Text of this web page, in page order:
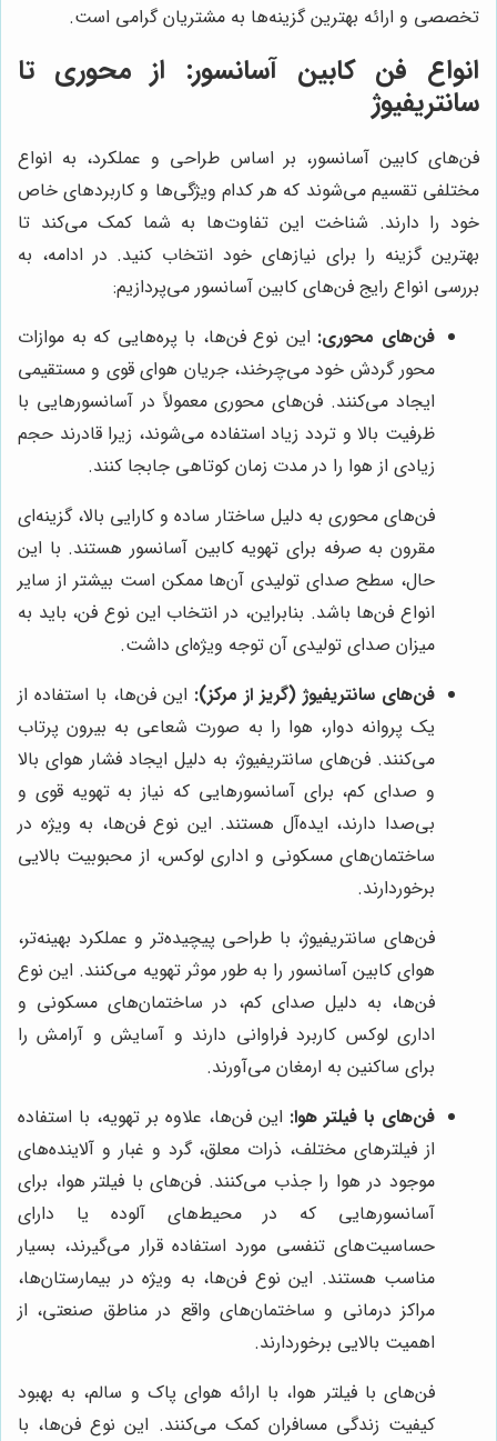
تخصصی و ارائه بهترین گزینه‌ها به مشتریان گرامی است.
انواع فن کابین آسانسور: از محوری تا
سانتریفیوژ
فن‌های کابین آسانسور، بر اساس طراحی و عملکرد، به انواع
مختلفی تقسیم می‌شوند که هر کدام ویژگی‌ها و کاربردهای خاص
خود را دارند. شناخت این تفاوت‌ها به شما کمک می‌کند تا
بهترین گزینه را برای نیازهای خود انتخاب کنید. در ادامه، به
بررسی انواع رایج فن‌های کابین آسانسور می‌پردازیم:
فن‌های محوری: این نوع فن‌ها، با پره‌هایی که به موازات
محور گردش خود می‌چرخند، جریان هوای قوی و مستقیمی
ایجاد می‌کنند. فن‌های محوری معمولاً در آسانسورهایی با
ظرفیت بالا و تردد زیاد استفاده می‌شوند، زیرا قادرند حجم
زیادی از هوا را در مدت زمان کوتاهی جابجا کنند.
فن‌های محوری به دلیل ساختار ساده و کارایی بالا، گزینه‌ای
مقرون به صرفه برای تهویه کابین آسانسور هستند. با این
حال، سطح صدای تولیدی آن‌ها ممکن است بیشتر از سایر
انواع فن‌ها باشد. بنابراین، در انتخاب این نوع فن، باید به
میزان صدای تولیدی آن توجه ویژه‌ای داشت.
فن‌های سانتریفیوژ (گریز از مرکز): این فن‌ها، با استفاده از
یک پروانه دوار، هوا را به صورت شعاعی به بیرون پرتاب
می‌کنند. فن‌های سانتریفیوژ، به دلیل ایجاد فشار هوای بالا
و صدای کم، برای آسانسورهایی که نیاز به تهویه قوی و
بی‌صدا دارند، ایده‌آل هستند. این نوع فن‌ها، به ویژه در
ساختمان‌های مسکونی و اداری لوکس، از محبوبیت بالایی
برخوردارند.
فن‌های سانتریفیوژ، با طراحی پیچیده‌تر و عملکرد بهینه‌تر،
هوای کابین آسانسور را به طور موثر تهویه می‌کنند. این نوع
فن‌ها، به دلیل صدای کم، در ساختمان‌های مسکونی و
اداری لوکس کاربرد فراوانی دارند و آسایش و آرامش را
برای ساکنین به ارمغان می‌آورند.
فن‌های با فیلتر هوا: این فن‌ها، علاوه بر تهویه، با استفاده
از فیلترهای مختلف، ذرات معلق، گرد و غبار و آلاینده‌های
موجود در هوا را جذب می‌کنند. فن‌های با فیلتر هوا، برای
آسانسورهایی که در محیط‌های آلوده یا دارای
حساسیت‌های تنفسی مورد استفاده قرار می‌گیرند، بسیار
مناسب هستند. این نوع فن‌ها، به ویژه در بیمارستان‌ها،
مراکز درمانی و ساختمان‌های واقع در مناطق صنعتی، از
اهمیت بالایی برخوردارند.
فن‌های با فیلتر هوا، با ارائه هوای پاک و سالم، به بهبود
کیفیت زندگی مسافران کمک می‌کنند. این نوع فن‌ها، با